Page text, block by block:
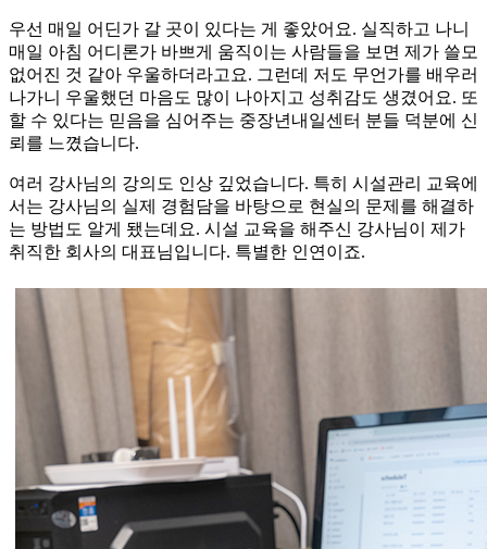
우선 매일 어딘가 갈 곳이 있다는 게 좋았어요. 실직하고 나니
매일 아침 어디론가 바쁘게 움직이는 사람들을 보면 제가 쓸모
없어진 것 같아 우울하더라고요. 그런데 저도 무언가를 배우러
나가니 우울했던 마음도 많이 나아지고 성취감도 생겼어요. 또
할 수 있다는 믿음을 심어주는 중장년내일센터 분들 덕분에 신
뢰를 느꼈습니다.
여러 강사님의 강의도 인상 깊었습니다. 특히 시설관리 교육에
서는 강사님의 실제 경험담을 바탕으로 현실의 문제를 해결하
는 방법도 알게 됐는데요. 시설 교육을 해주신 강사님이 제가
취직한 회사의 대표님입니다. 특별한 인연이죠.